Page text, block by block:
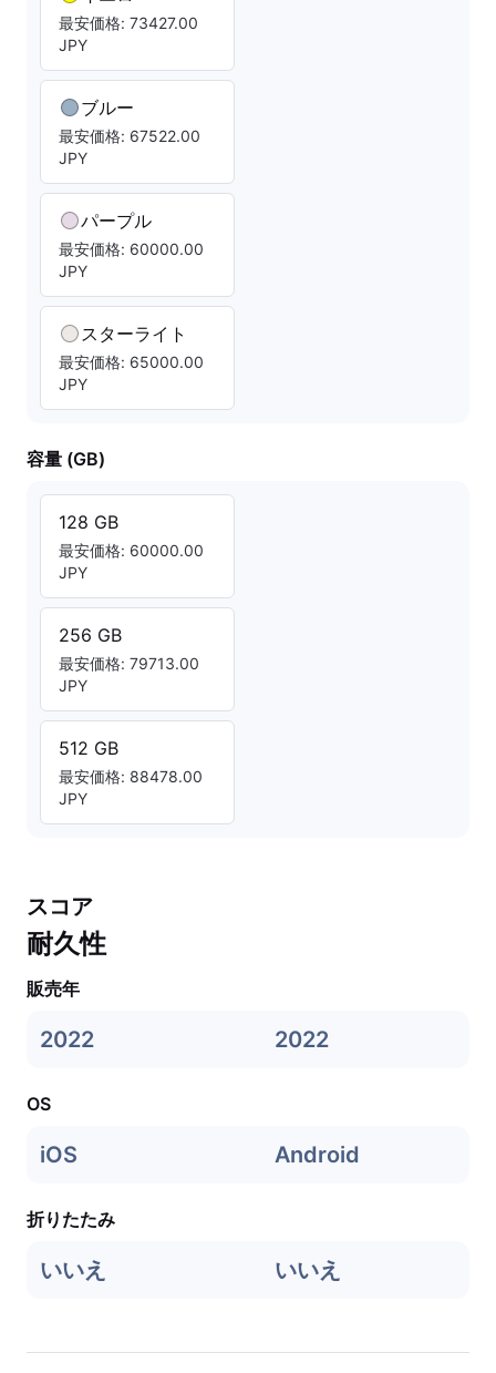
最安価格: 73427.00
JPY
ブルー
最安価格: 67522.00
JPY
パープル
最安価格: 60000.00
JPY
スターライト
最安価格: 65000.00
JPY
容量 (GB)
128 GB
最安価格: 60000.00
JPY
256 GB
最安価格: 79713.00
JPY
512 GB
最安価格: 88478.00
JPY
スコア
耐久性
販売年
2022 2022
OS
iOS Android
折りたたみ
いいえ いいえ